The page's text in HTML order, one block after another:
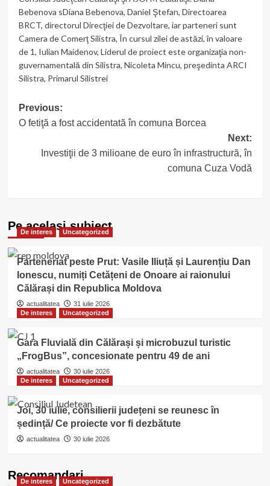
Bebenova sDiana Bebenova, Daniel Ştefan, Directoarea
BRCT, directorul Direcţiei de Dezvoltare, iar parteneri sunt
Camera de Comerţ Silistra, În cursul zilei de astăzi,în valoare
de 1, Iulian Maidenov, Liderul de proiect este organizaţia non-
guvernamentală din Silistra, Nicoleta Mincu, preşedinta ARCI
Silistra, Primarul Silistrei
Post
navigation
Previous:
O fetiţă a fost accidentată în comuna Borcea
Next:
Investiţii de 3 milioane de euro în infrastructură, în
comuna Cuza Vodă
Pe acelasi subiect
De interes Uncategorized
Parteneriat peste Prut: Vasile Iliuță și Laurențiu Dan
Ionescu, numiți Cetățeni de Onoare ai raionului
Călărași din Republica Moldova
actualitatea
31 iulie 2026
De interes
Uncategorized
Gara Fluvială din Călărași și microbuzul turistic
„FrogBus”, concesionate pentru 49 de ani
actualitatea
30 iulie 2026
De interes
Uncategorized
Joi, 30 iulie, consilierii județeni se reunesc în
ședință/ Ce proiecte vor fi dezbătute
actualitatea 30 iulie 2026
Recomandari
De interes Uncategorized